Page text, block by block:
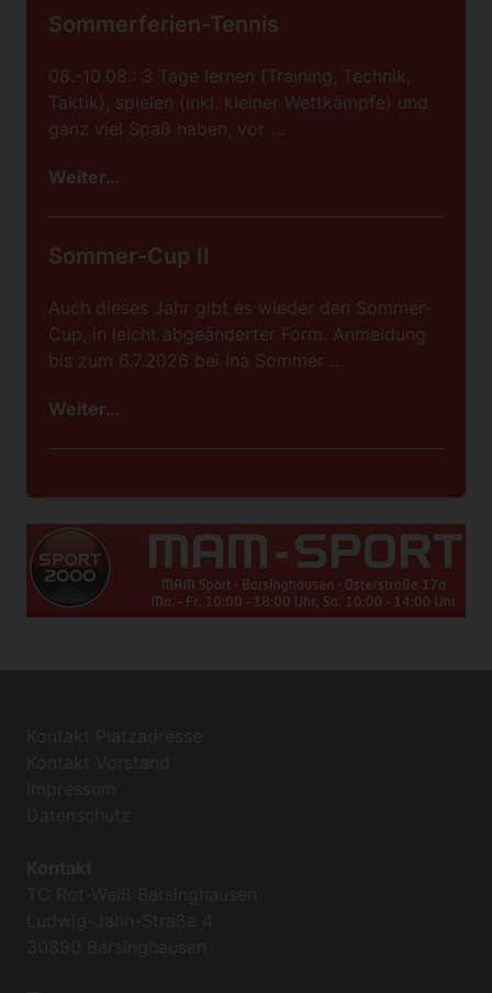
Sommerferien-Tennis
08.-10.08.: 3 Tage lernen (Training, Technik,
Taktik), spielen (inkl. kleiner Wettkämpfe) und
ganz viel Spaß haben, vor …
Weiter…
Sommer-Cup II
Auch dieses Jahr gibt es wieder den Sommer-
Cup, in leicht abgeänderter Form. Anmeldung
bis zum 6.7.2026 bei Ina Sommer …
Weiter…